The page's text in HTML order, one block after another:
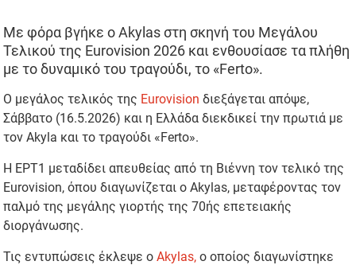
Με φόρα βγήκε ο Akylas στη σκηνή του Μεγάλου
Τελικού της Eurovision 2026 και ενθουσίασε τα πλήθη
με το δυναμικό του τραγούδι, το «Ferto».
Ο μεγάλος τελικός της Eurovision διεξάγεται απόψε,
Σάββατο (16.5.2026) και η Ελλάδα διεκδικεί την πρωτιά με
τον Akyla και το τραγούδι «Ferto».
Η ΕΡΤ1 μεταδίδει απευθείας από τη Βιέννη τον τελικό της
Eurovision, όπου διαγωνίζεται ο Akylas, μεταφέροντας τον
παλμό της μεγάλης γιορτής της 70ής επετειακής
διοργάνωσης.
Τις εντυπώσεις έκλεψε οAkylas, ο οποίος διαγωνίστηκε